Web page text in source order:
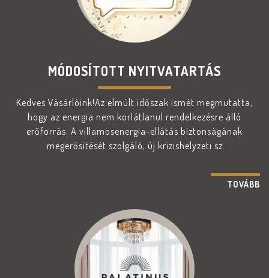
MÓDOSÍTOTT NYITVATARTÁS
Kedves Vásárlóink!Az elmúlt időszak ismét megmutatta,
hogy az energia nem korlátlanul rendelkezésre álló
erőforrás. A villamosenergia-ellátás biztonságának
megerősítését szolgáló, új krízishelyzeti sz
TOVÁBB